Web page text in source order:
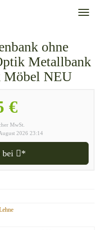
Toggle
ohne
Metallbank
Möbel NEU
€
MwSt.
2026 23:14
bei *